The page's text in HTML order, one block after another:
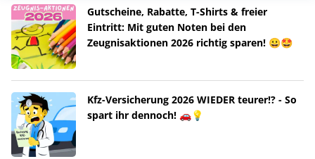
Gutscheine, Rabatte, T-Shirts & freier
Eintritt: Mit guten Noten bei den
Zeugnisaktionen 2026 richtig sparen! 😀🤩
Kfz-Versicherung 2026 WIEDER teurer!? - So
spart ihr dennoch! 🚗💡